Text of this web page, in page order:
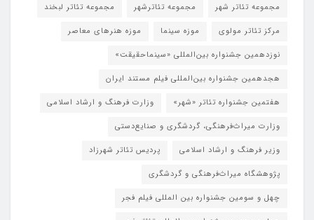
مجموعه تئاتر شهر
مجموعه تئاترشهر
مجموعه تئاتر لبخند
مرکز تئاتر مولوی
موزه سینما
موزه هنرهای معاصر
نوزدهمین جشنواره بین‌المللی «سینماحقیقت»
هجدهمین جشنواره بین‌المللی فیلم مستند ایران
هفتمین جشنواره تئاتر «شهر»
وزارت فرهنگ و ارشاد اسلامی
وزارت میراث‌فرهنگی، گردشگری و صنایع‌دستی
وزیر فرهنگ و ارشاد اسلامی
پردیس تئاتر شهرزاد
پژوهشگاه میراث‌فرهنگی و گردشگری
چهل و سومین جشنواره بین المللی فیلم فجر